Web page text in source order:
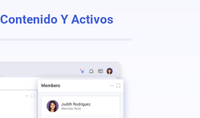
Contenido Y Activos